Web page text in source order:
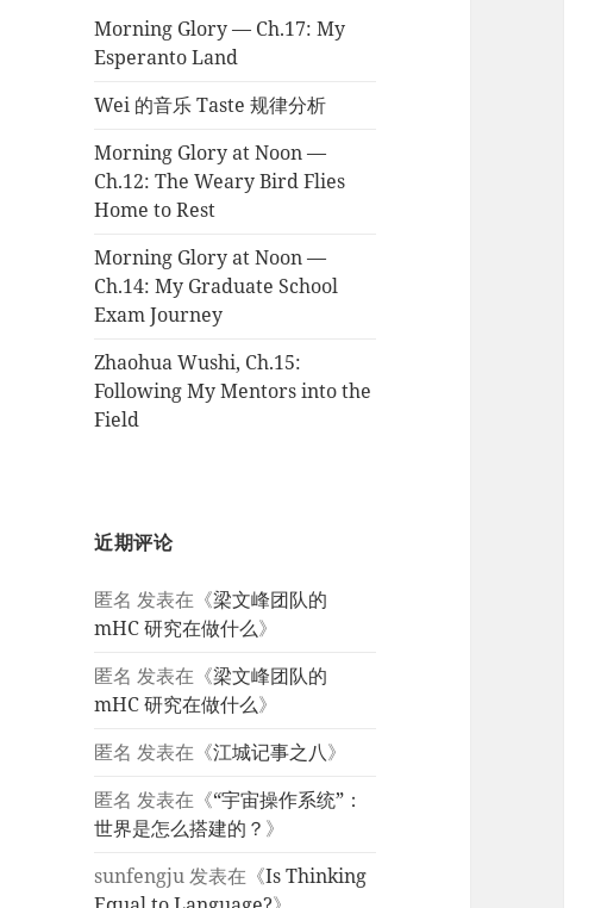
Morning Glory — Ch.17: My
Esperanto Land
Wei 的音乐 Taste 规律分析
Morning Glory at Noon —
Ch.12: The Weary Bird Flies
Home to Rest
Morning Glory at Noon —
Ch.14: My Graduate School
Exam Journey
Zhaohua Wushi, Ch.15:
Following My Mentors into the
Field
近期评论
匿名 发表在《梁文峰团队的
mHC 研究在做什么》
匿名 发表在《梁文峰团队的
mHC 研究在做什么》
匿名 发表在《江城记事之八》
匿名 发表在《“宇宙操作系统”：
世界是怎么搭建的？ 》
sunfengju发表在《Is Thinking